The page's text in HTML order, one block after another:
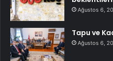
Ağustos 6,
Tapu ve
Ağustos 6,